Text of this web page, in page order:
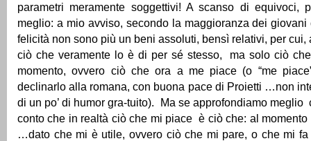
parametri meramente soggettivi! A scanso di equivoci,
meglio: a mio avviso, secondo la maggioranza dei
felicità non sono più un beni assoluti, bensì relativi, per cui,
ciò che veramente lo è di per sé stesso, ma solo ciò
momento, ovvero ciò che ora a me piace (o “me
declinarlo alla romana, con buona pace di Proietti …non
di un po’ di humor gra-tuito). Ma se approfondiamo meglio
conto che in realtà ciò che mi piace è ciò che: al momento
…dato che mi è utile, ovvero ciò che mi pare, o che mi